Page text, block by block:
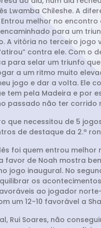
Lwamba Chileshe. A
melhor no
para um
A vitória no terceiro
contra ele. Com
para selar um triunfo
a um ritmo muito
jogo e dar a volta. Ele
tem pela Madeira e por
passado não ter
que necessitou de 5
de destaque da 2.ª
foi quem entrou
favor de Noah mostra
jogo inaugural. No
os
ao jogador
um 12-10 favorável a
Rui Soares, não